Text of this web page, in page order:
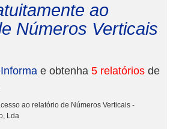
ao
Números Verticais
e obtenha 5 relatórios de
ao relatório de Números Verticais -
Lda